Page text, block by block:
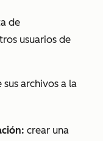
de
usuarios de
sus archivos a la
crear una